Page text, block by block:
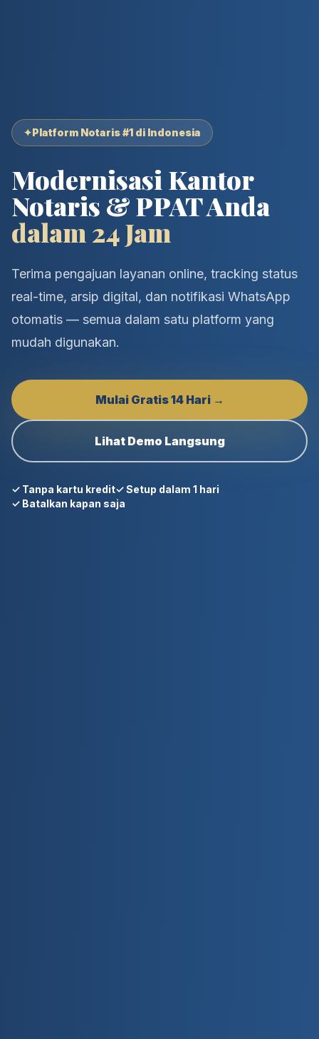
✦Platform Notaris #1 di Indonesia
Modernisasi Kantor
Notaris & PPAT Anda
dalam 24 Jam
Terima pengajuan layanan online, tracking status
real-time, arsip digital, dan notifikasi WhatsApp
otomatis — semua dalam satu platform yang
mudah digunakan.
Mulai Gratis 14 Hari →
Lihat Demo Langsung
✓ Tanpa kartu kredit✓ Setup dalam 1 hari
✓ Batalkan kapan saja